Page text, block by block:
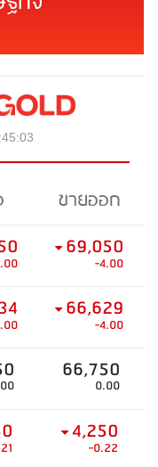
ขายออก
69,050
-4.00
66,629
-4.00
66,750
0.00
4,250
-0.22